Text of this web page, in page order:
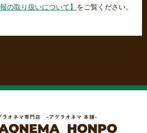
報の取り扱いについて】 をご覧ください。